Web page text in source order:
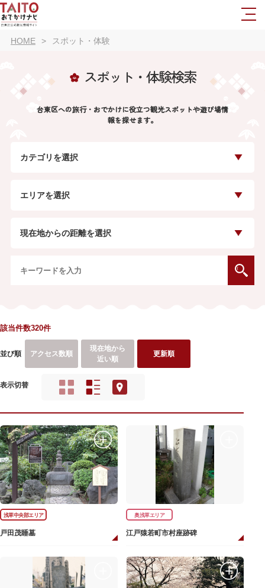
HOME スポット・体験
スポット・体験検索
台東区への旅行・おでかけに役立つ観光スポットや遊び場情
報を探せます。
カテゴリを選択
エリアを選択
現在地からの距離を選択
該当件数320件
並び順 アクセス数順
現在地から
近い順
更新順
表示切替
浅草中央部エリア
戸田茂睡墓
奥浅草エリア
江戸猿若町市村座跡碑